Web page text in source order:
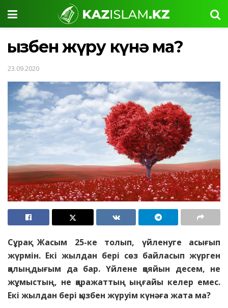
Қызбен жүру күнә ма?
23.09.2020
Сұрақ: Жасым 25-ке толып, үйленуге асығып
жүрмін. Екі жылдан бері сөз байласып жүрген
қалыңдығым да бар. Үйлене қояйын десем, не
жұмыстың, не қаражаттың ыңғайы келер емес.
Екі жылдан бері қызбен жүруім күнәға жата ма?